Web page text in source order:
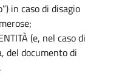
in caso di disagio
(e, nel caso di
del documento di